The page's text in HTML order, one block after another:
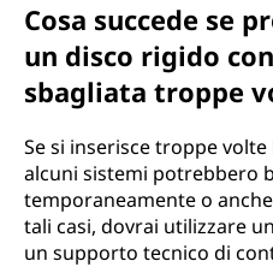
Cosa succede se
un disco rigido
sbagliata troppe
Se si inserisce troppe
alcuni sistemi potrebbero
temporaneamente o
tali casi, dovrai utilizzare
un supporto tecnico di